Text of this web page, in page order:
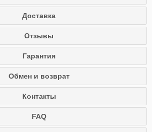
Доставка
Отзывы
Гарантия
Обмен и возврат
Контакты
FAQ